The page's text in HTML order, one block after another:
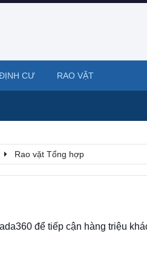
Rao vặt Tổng hợp
để tiếp cận hàng triệu
CƯ RAO VẶT